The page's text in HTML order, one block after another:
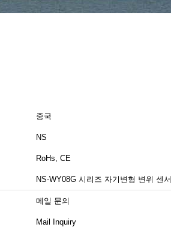
중국
NS
RoHs, CE
NS-WY08G 시리즈 자기변형 변위 센서
메일 문의
Mail Inquiry